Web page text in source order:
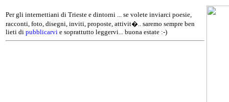
Per gli internettiani di Trieste e dintorni ... se volete inviarci poesie,
racconti, foto, disegni, inviti, proposte, attivit�.. saremo sempre ben
lieti di pubblicarvi e soprattutto leggervi... buona estate :-)